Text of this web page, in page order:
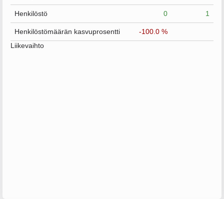
Henkilöstö 0 1
Henkilöstömäärän kasvuprosentti
-100.0 %
Liikevaihto